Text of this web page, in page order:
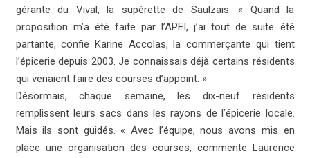
gérante du Vival, la supérette de Saulzais. « Quand la
proposition m’a été faite par l’APEI, j’ai tout de suite été
partante, confie Karine Accolas, la commerçante qui tient
l’épicerie depuis 2003. Je connaissais déjà certains résidents
qui venaient faire des courses d’appoint. »
Désormais, chaque semaine, les dix-neuf résidents
remplissent leurs sacs dans les rayons de l’épicerie locale.
Mais ils sont guidés. « Avec l’équipe, nous avons mis en
place une organisation des courses, commente Laurence